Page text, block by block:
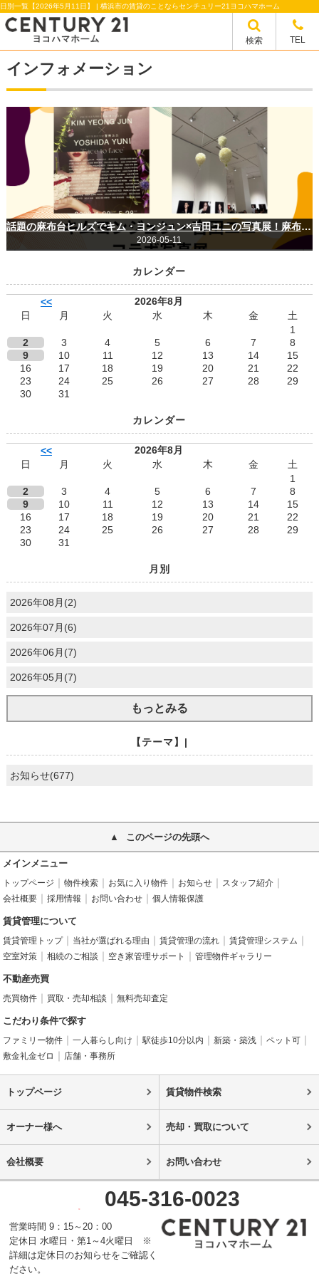
日別一覧【2026年5月11日】 | 横浜市の賃貸のことならセンチュリー21ヨコハマホーム
検索 TEL
インフォメーション
話題の麻布台ヒルズでキム・ヨンジュン×吉田ユニの写真展！麻布で中華！
2026-05-11
カレンダー
<<
2026年8月
日
月 火 水 木 金
土
1
2
3 4 5 6 7
8
9
10 11 12 13 14
15
16
17 18 19 20 21
22
23
24 25 26 27 28
29
30
31
カレンダー
<<
2026年8月
日
月 火 水 木 金
土
1
2
3 4 5 6 7
8
9
10 11 12 13 14
15
16
17 18 19 20 21
22
23
24 25 26 27 28
29
30
31
月別
2026年08月(2)
2026年07月(6)
2026年06月(7)
2026年05月(7)
もっとみる
【テーマ】|
お知らせ(677)
このページの先頭へ
メインメニュー
トップページ 物件検索 お気に入り物件 お知らせ
スタッフ紹介
会社概要
採用情報 お問い合わせ 個人情報保護
賃貸管理について
賃貸管理トップ 当社が選ばれる理由 賃貸管理の流れ
賃貸管理システム
空室対策
相続のご相談 空き家管理サポート 管理物件ギャラリー
不動産売買
売買物件 買取・売却相談 無料売却査定
こだわり条件で探す
ファミリー物件 一人暮らし向け 駅徒歩10分以内 新築・築浅
ペット可
敷金礼金ゼロ
店舗・事務所
トップページ 賃貸物件検索
オーナー様へ 売却・買取について
会社概要 お問い合わせ
045-316-0023
営業時間 9：15～20：00
定休日 水曜日・第1～4火曜日 ※
詳細は定休日のお知らせをご確認く
ださい。